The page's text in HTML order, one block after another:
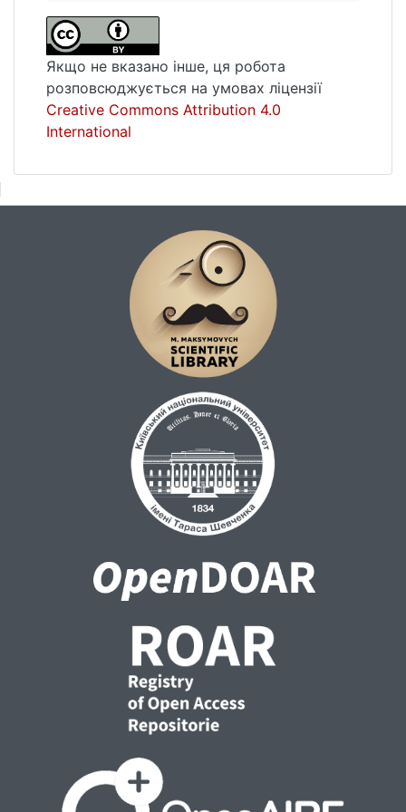
Якщо не вказано інше, ця робота
розповсюджується на умовах ліцензії
Creative Commons Attribution 4.0
International